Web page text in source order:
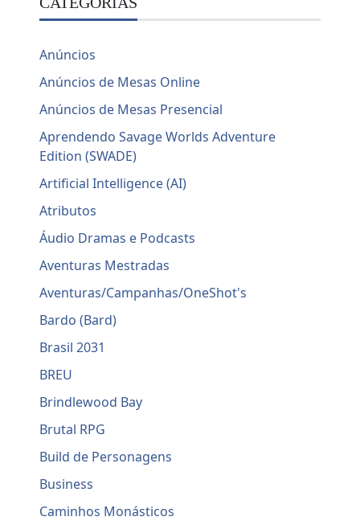
Anúncios
Anúncios de Mesas Online
Anúncios de Mesas Presencial
Aprendendo Savage Worlds Adventure
Edition (SWADE)
Artificial Intelligence (AI)
Atributos
Áudio Dramas e Podcasts
Aventuras Mestradas
Aventuras/Campanhas/OneShot's
Bardo (Bard)
Brasil 2031
BREU
Brindlewood Bay
Brutal RPG
Build de Personagens
Business
Caminhos Monásticos